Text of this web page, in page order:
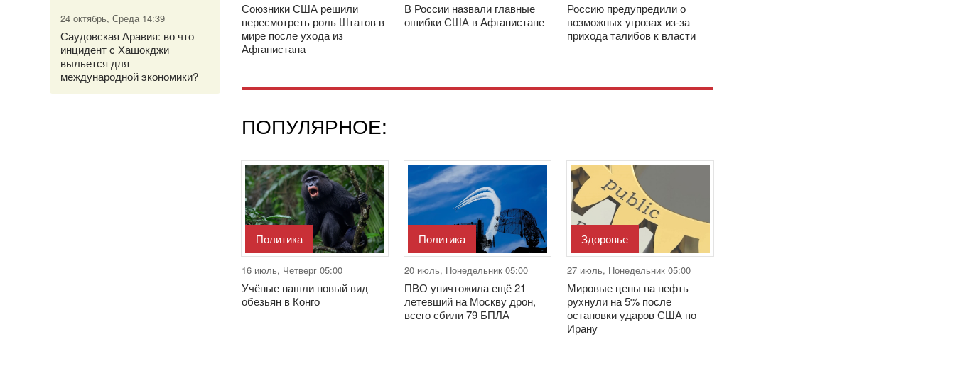
24 октябрь, Среда 14:39
Саудовская Аравия: во что
инцидент с Хашокджи
выльется для
международной экономики?
Союзники США решили
пересмотреть роль Штатов в
мире после ухода из
Афганистана
В России назвали главные
ошибки США в Афганистане
Россию предупредили о
возможных угрозах из-за
прихода талибов к власти
ПОПУЛЯРНОЕ:
Политика
16 июль, Четверг 05:00
Учёные нашли новый вид
обезьян в Конго
Политика
20 июль, Понедельник 05:00
ПВО уничтожила ещё 21
летевший на Москву дрон,
всего сбили 79 БПЛА
Здоровье
27 июль, Понедельник 05:00
Мировые цены на нефть
рухнули на 5% после
остановки ударов США по
Ирану